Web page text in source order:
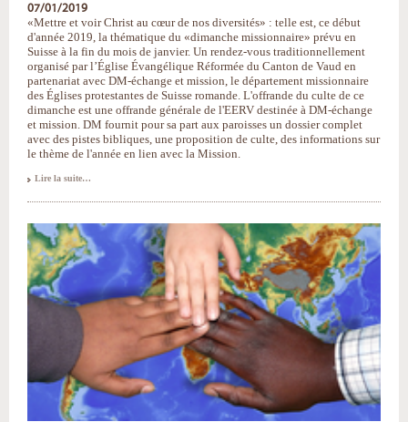
07/01/2019
«Mettre et voir Christ au cœur de nos diversités» : telle est, ce début
d'année 2019, la thématique du «dimanche missionnaire» prévu en
Suisse à la fin du mois de janvier. Un rendez-vous traditionnellement
organisé par l’Église Évangélique Réformée du Canton de Vaud en
partenariat avec DM-échange et mission, le département missionnaire
des Églises protestantes de Suisse romande. L'offrande du culte de ce
dimanche est une offrande générale de l'EERV destinée à DM-échange
et mission. DM fournit pour sa part aux paroisses un dossier complet
avec des pistes bibliques, une proposition de culte, des informations sur
le thème de l'année en lien avec la Mission.
Suisse
de
nos
diversités»
-
Lire la suite…